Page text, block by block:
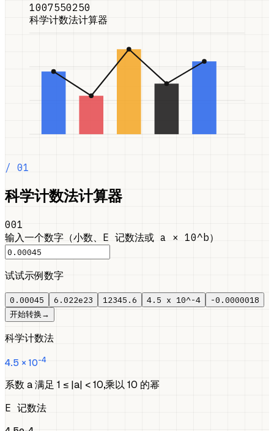
1007550250
科学计数法计算器
/ 01
科学计数法计算器
001
输入一个数字（小数、E 记数法或 a × 10^b）
试试示例数字
0.00045 6.022e23 12345.6 4.5 x 10^-4 -0.0000018
开始转换 →
科学计数法
4.5 × 10-4
系数 a 满足 1 ≤ |a| < 10，乘以 10 的幂
E 记数法